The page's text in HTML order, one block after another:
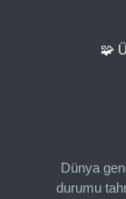
Dünya
durumu
🧩